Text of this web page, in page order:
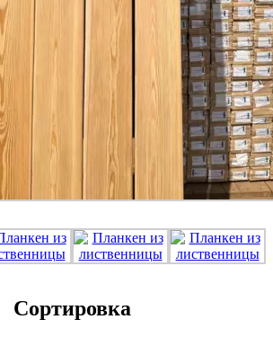
Сортировка